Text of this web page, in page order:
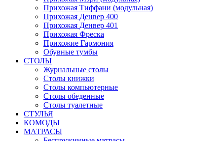
Прихожая Тиффани (модульная)
Прихожая Денвер 400
Прихожая Денвер 401
Прихожая Фреска
Прихожие Гармония
Обувные тумбы
СТОЛЫ
Журнальные столы
Столы книжки
Столы компьютерные
Столы обеденные
Столы туалетные
СТУЛЬЯ
КОМОДЫ
МАТРАСЫ